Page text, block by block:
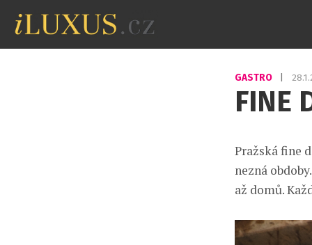
GASTRO
FINE
Pražská fine
nezná
až domů.